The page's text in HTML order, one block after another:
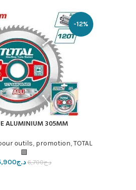
-12%
إضافة إلى السلةALUMINIUM 305MM
outils, promotion,TOTAL
🟩
د.ج6,700 د.ج